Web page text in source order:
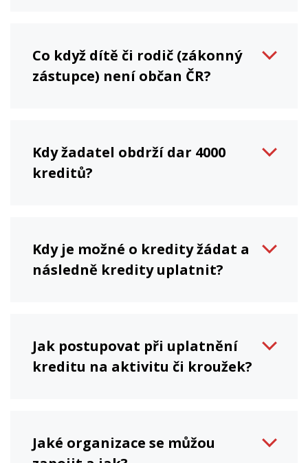
Co když dítě či rodič (zákonný
zástupce) není občan ČR?
Kdy žadatel obdrží dar 4000
kreditů?
Kdy je možné o kredity žádat a
následně kredity uplatnit?
Jak postupovat při uplatnění
kreditu na aktivitu či kroužek?
Jaké organizace se můžou